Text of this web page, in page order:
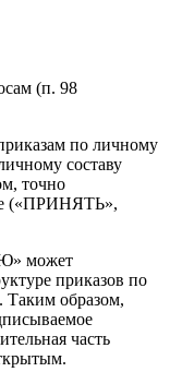
(п. 98
по личному
составу
точно
(«ПРИНЯТЬ»,
может
приказов по
образом,
часть